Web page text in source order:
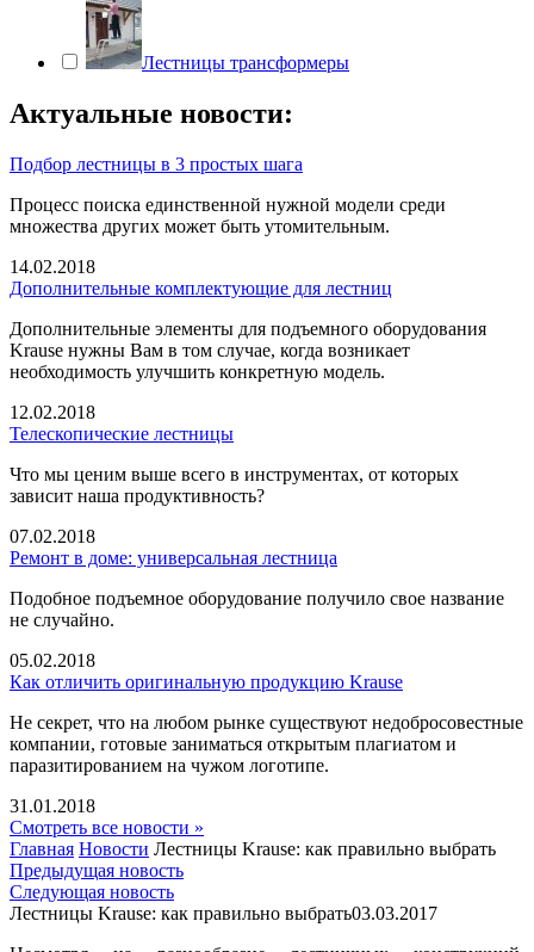
Лестницы трансформеры
Актуальные новости:
Подбор лестницы в 3 простых шага
Процесс поиска единственной нужной модели среди
множества других может быть утомительным.
14.02.2018
Дополнительные комплектующие для лестниц
Дополнительные элементы для подъемного оборудования
Krause нужны Вам в том случае, когда возникает
необходимость улучшить конкретную модель.
12.02.2018
Телескопические лестницы
Что мы ценим выше всего в инструментах, от которых
зависит наша продуктивность?
07.02.2018
Ремонт в доме: универсальная лестница
Подобное подъемное оборудование получило свое название
не случайно.
05.02.2018
Как отличить оригинальную продукцию Krause
Не секрет, что на любом рынке существуют недобросовестные
компании, готовые заниматься открытым плагиатом и
паразитированием на чужом логотипе.
31.01.2018
Смотреть все новости »
Главная Новости Лестницы Krause: как правильно выбрать
Предыдущая новость
Следующая новость
Лестницы Krause: как правильно выбрать03.03.2017